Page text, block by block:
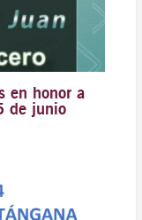
en honor a
de junio